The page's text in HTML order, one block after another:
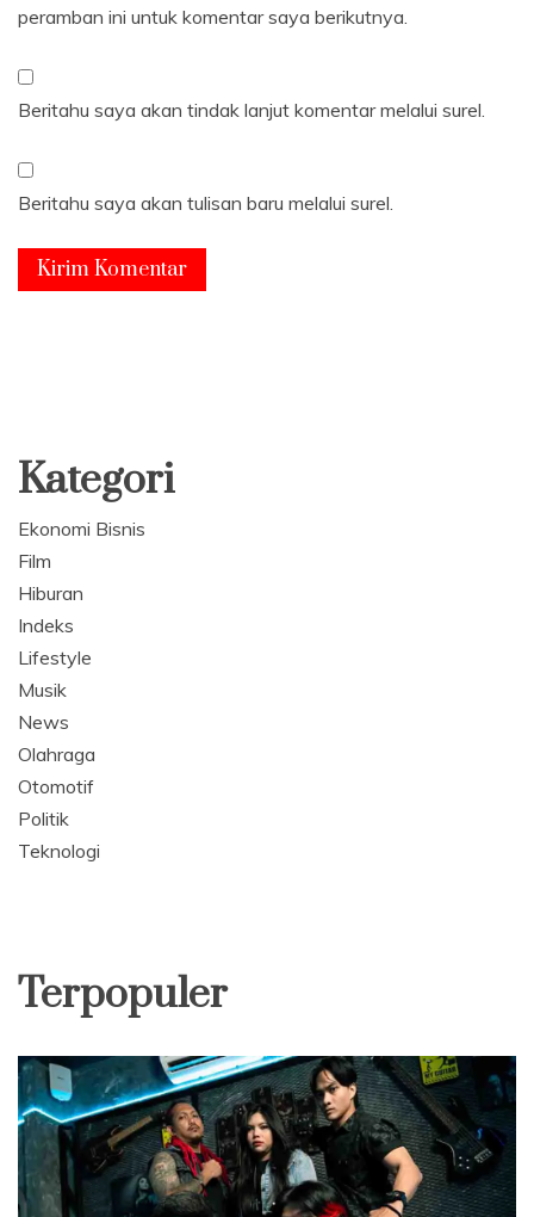
peramban ini untuk komentar saya berikutnya.
Beritahu saya akan tindak lanjut komentar melalui surel.
Beritahu saya akan tulisan baru melalui surel.
Kategori
Ekonomi Bisnis
Film
Hiburan
Indeks
Lifestyle
Musik
News
Olahraga
Otomotif
Politik
Teknologi
Terpopuler